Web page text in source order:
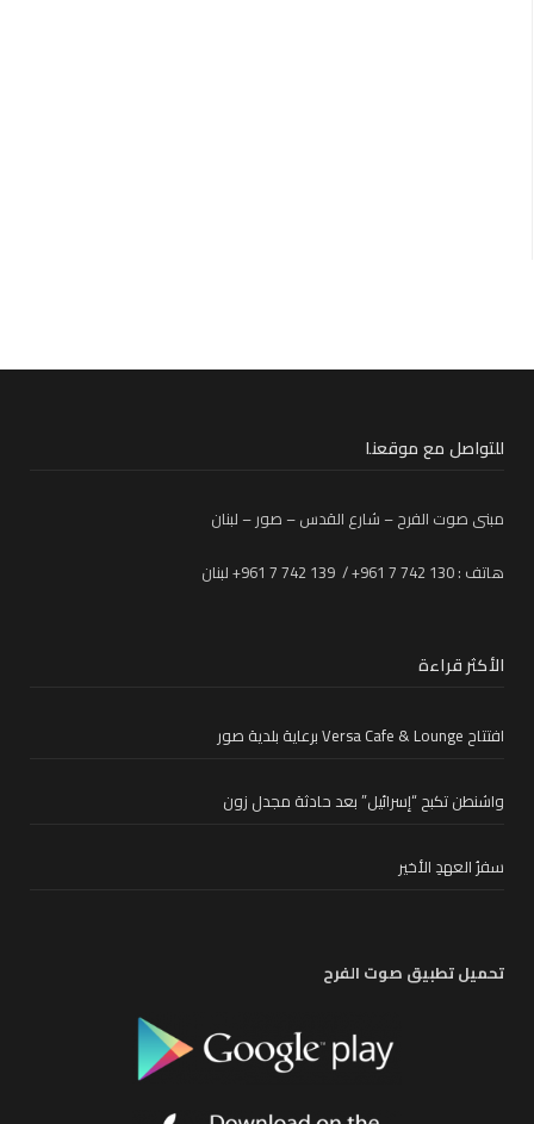
للتواصل مع موقعنا
مبنى صوت الفرح – شارع القدس – صور – لبنان
هاتف : 130 742 7 961+ / 139 742 7 961+ لبنان
الأكثر قراءة
افتتاح Versa Cafe & Lounge برعاية بلدية صور
واشنطن تكبح “إسرائيل” بعد حادثة مجدل زون
سفرُ العهدِ الأخير
تحميل تطبيق صوت الفرح